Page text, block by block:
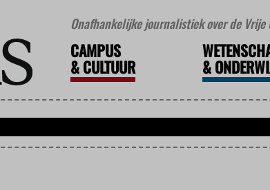
Onafhankelijke journalistiek over de
CAMPUS
&CULTUUR &